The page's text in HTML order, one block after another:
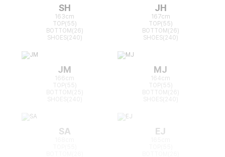
SH
163cm
TOP(55)
BOTTOM(26)
SHOES(240)
JH
167cm
TOP(55)
BOTTOM(26)
SHOES(240)
JM
166cm
TOP(55)
BOTTOM(25)
MJ
164cm
TOP(55)
BOTTOM(26)
SA EJ